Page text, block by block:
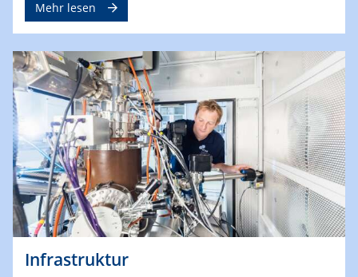
Mehr lesen
Infrastruktur